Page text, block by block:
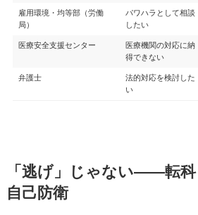
雇用環境・均等部（労働
局）
パワハラとして相談
したい
医療安全支援センター
医療機関の対応に納
得できない
弁護士
法的対応を検討した
い
「逃げ」じゃない——転
自己防衛